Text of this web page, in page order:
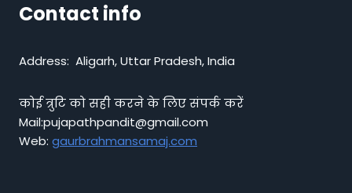
Contact info
Address: Aligarh, Uttar Pradesh, India
कोई त्रुटि को सही करने के लिए संपर्क करें
Mail:pujapathpandit@gmail.com
Web: gaurbrahmansamaj.com